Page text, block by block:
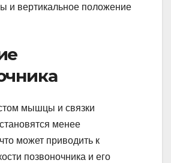
и вертикальное положение
мышцы и связки
менее
может приводить к
позвоночника и его